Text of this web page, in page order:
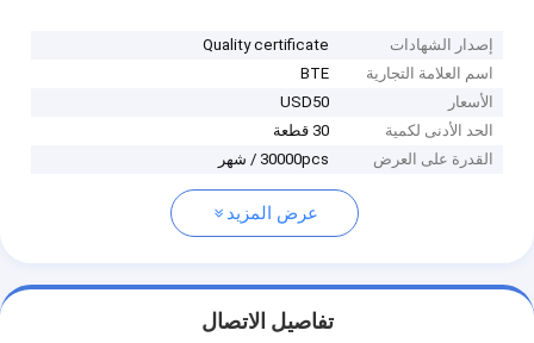
إصدار الشهادات
Quality certificate
اسم العلامة التجارية
BTE
الأسعار
USD50
الحد الأدنى لكمية
30 قطعة
القدرة على العرض
30000pcs / شهر
عرض المزيد
تفاصيل الاتصال